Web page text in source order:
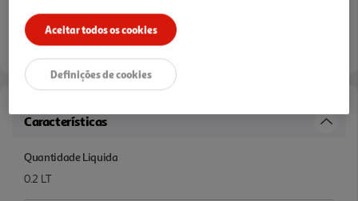
Características
Quantidade Liquida
0.2 LT
Aceitar todos os cookies
Definições de cookies